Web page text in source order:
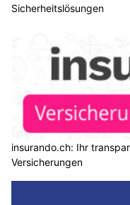
Sicherheitslösungen
insurando.ch: Ihr
Versicherungen